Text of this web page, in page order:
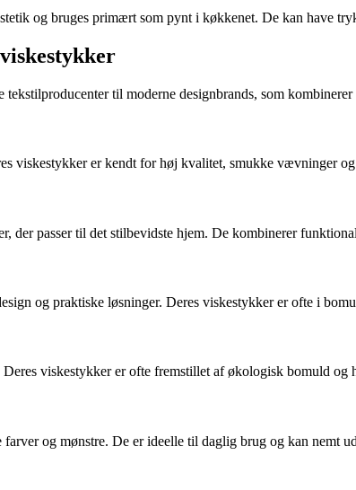
og bruges primært som pynt i køkkenet. De kan have
til moderne designbrands, som
viskestykker er kendt for høj kvalitet, smukke vævninger
der passer til det stilbevidste hjem. De kombinerer
og praktiske løsninger. Deres viskestykker er ofte i
viskestykker er ofte fremstillet af økologisk bomuld og
og mønstre. De er ideelle til daglig brug og kan nemt